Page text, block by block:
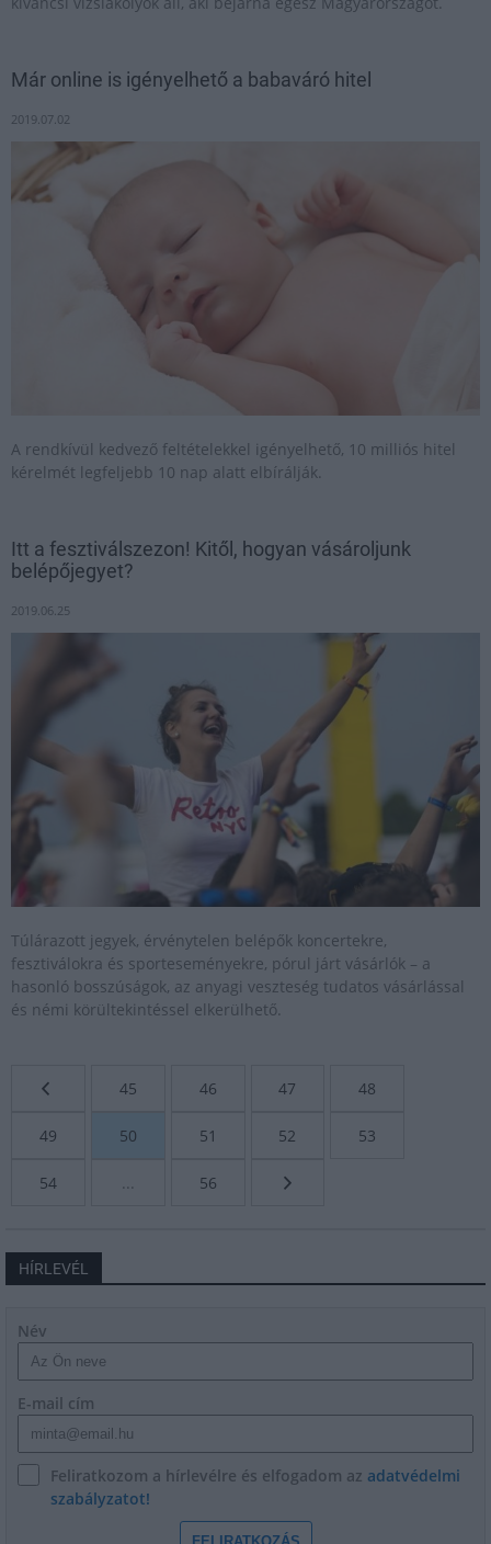
Már online is igényelhető a babaváró hitel
2019.07.02
A rendkívül kedvező feltételekkel igényelhető, 10 milliós hitel
kérelmét legfeljebb 10 nap alatt elbírálják.
Itt a fesztiválszezon! Kitől, hogyan vásároljunk
belépőjegyet?
2019.06.25
Túlárazott jegyek, érvénytelen belépők koncertekre,
fesztiválokra és sporteseményekre, pórul járt vásárlók – a
hasonló bosszúságok, az anyagi veszteség tudatos vásárlással
és némi körültekintéssel elkerülhető.
45 46 47 48
49 50 51 52 53
54 ... 56
HÍRLEVÉL
Név
E-mail cím
Feliratkozom a hírlevélre és elfogadom az adatvédelmi
szabályzatot!